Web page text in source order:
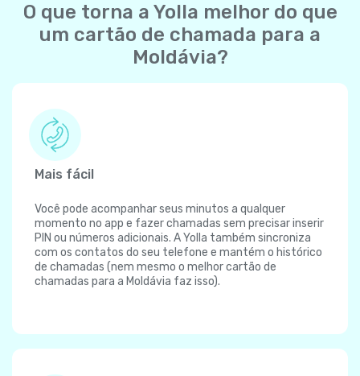
O que torna a Yolla melhor do que
um cartão de chamada para a
Moldávia?
Mais fácil
Você pode acompanhar seus minutos a qualquer
momento no app e fazer chamadas sem precisar inserir
PIN ou números adicionais. A Yolla também sincroniza
com os contatos do seu telefone e mantém o histórico
de chamadas (nem mesmo o melhor cartão de
chamadas para a Moldávia faz isso).